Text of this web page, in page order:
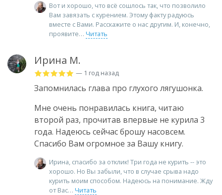
Вот и хорошо, что всё сошлось так, что позволило
Вам завязать с курением. Этому факту радуюсь
вместе с Вами. Расскажите о нас другим. И, конечно,
проявите
Читать
Ирина М.
— 1 год назад
Запомнилась глава про глухого лягушонка.
Мне очень понравилась книга, читаю
второй раз, прочитав впервые не курила 3
года. Надеюсь сейчас брошу насовсем.
Спасибо Вам огромное за Вашу книгу.
Ирина, спасибо за отклик! Три года не курить -- это
хорошо. Но Вы забыли, что в случае срыва надо
курить моим способом. Надеюсь на понимание. Жду
от Вас
Читать